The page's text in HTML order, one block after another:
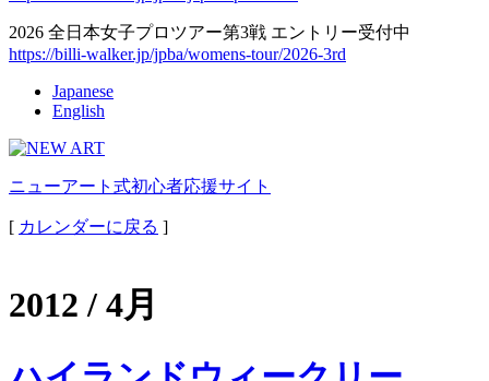
2026 全日本女子プロツアー第3戦 エントリー受付中
https://billi-walker.jp/jpba/womens-tour/2026-3rd
Japanese
English
ニューアート式初心者応援サイト
[ カレンダーに戻る ]
2012 / 4月